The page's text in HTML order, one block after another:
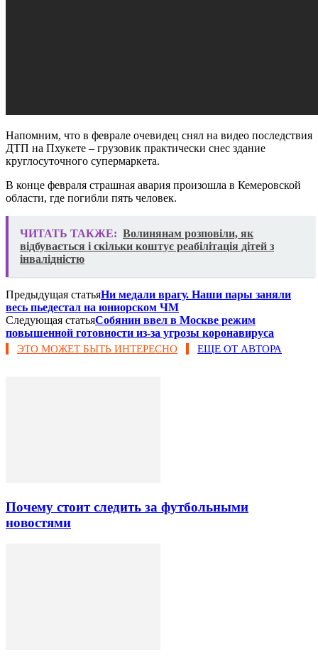
Напомним, что в феврале очевидец снял на видео последствия
ДТП на Пхукете – грузовик практически снес здание
круглосуточного супермаркета.
В конце февраля страшная авария произошла в Кемеровской
области, где погибли пять человек.
ЧИТАТЬ ТАКЖЕ: Волинянам розповіли, як
відбувається і скільки коштує реабілітація дітей з
інвалідністю
Предыдущая статьяНи медали врагу. Наши пары заняли
весь пьедестал на юниорском ЧМ
Следующая статьяСобянин ввел в Москве режим
повышенной готовности из-за угрозы коронавируса
ЭТО МОЖЕТ БЫТЬ ИНТЕРЕСНО ЕЩЕ ОТ АВТОРА
Почему стоит следить за футбольными
новостями